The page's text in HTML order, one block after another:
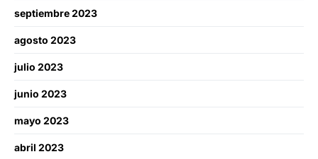
septiembre 2023
agosto 2023
julio 2023
junio 2023
mayo 2023
abril 2023